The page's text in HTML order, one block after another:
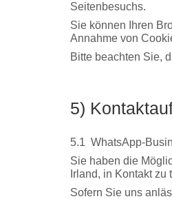
Seitenbesuchs.
Sie können Ihren
Annahme von
Bitte beachten Sie,
5)
5.1 WhatsApp-
Sie haben die
Irland, in Kontakt
Sofern Sie uns